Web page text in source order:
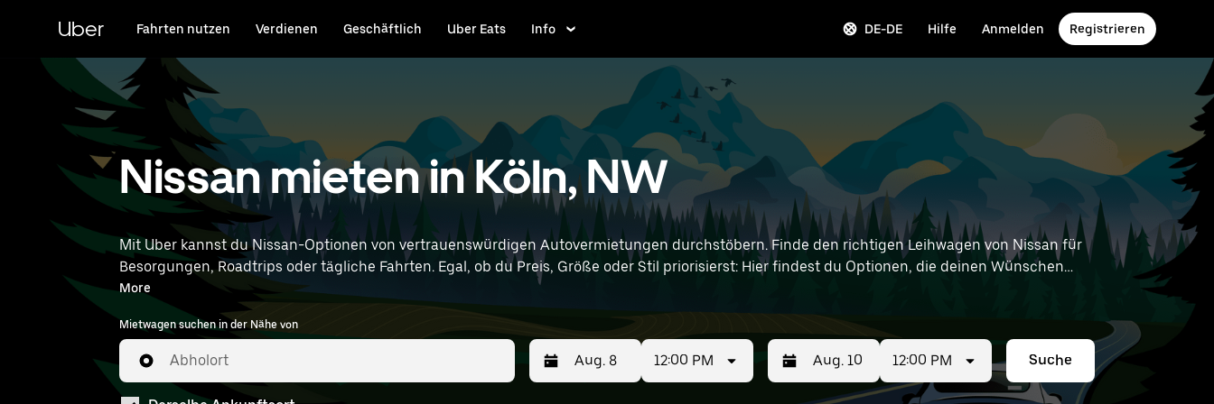
HauptinhaltUber Fahrten nutzen Verdienen Geschäftlich Uber Eats Info DE-DE Hilfe Anmelden Registrieren
Nissan mieten in Köln, NW
Mit Uber kannst du Nissan-Optionen von vertrauenswürdigen Autovermietungen durchstöbern. Finde den richtigen Leihwagen von Nissan für
Besorgungen, Roadtrips oder tägliche Fahrten. Egal, ob du Preis, Größe oder Stil priorisierst: Hier findest du Optionen, die deinen Wünschen
entsprechen. Gib deine Zeit- und Standortangaben (z. B. Cologne Bonn Airport) ein, um Nissan-Vermietungen in deiner Nähe zu finden.
More
Mietwagen suchen in der Nähe von
Abholort 12:00 PM 12:00 PM Suche